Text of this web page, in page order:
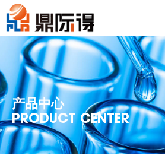
产品中心
PRODUCT CENTER